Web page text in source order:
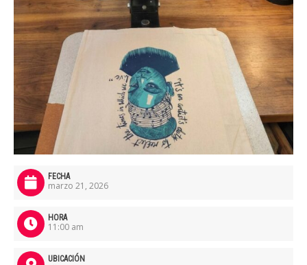
FECHA
marzo 21, 2026
HORA
11:00 am
UBICACIÓN